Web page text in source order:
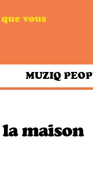
vous
MUZIQ
maison